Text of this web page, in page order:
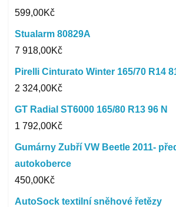
599,00Kč
Stualarm 80829A
7 918,00Kč
Pirelli Cinturato Winter 165/70 R14
2 324,00Kč
GT Radial ST6000 165/80 R13 96 N
1 792,00Kč
Gumárny Zubří VW Beetle 2011-
autokoberce
450,00Kč
AutoSock textilní sněhové řetězy